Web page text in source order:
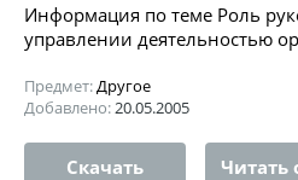
Информация по теме Роль
управлении деятельностью
Предмет:Другое
Добавлено:20.05.2005
Скачать Читать